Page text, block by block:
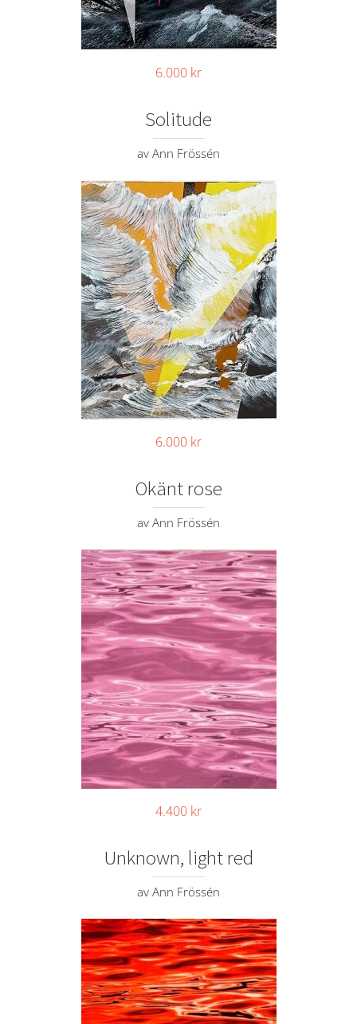
6.000 kr
Solitude
av Ann Frössén
6.000 kr
Okänt rose
av Ann Frössén
4.400 kr
Unknown, light red
av Ann Frössén